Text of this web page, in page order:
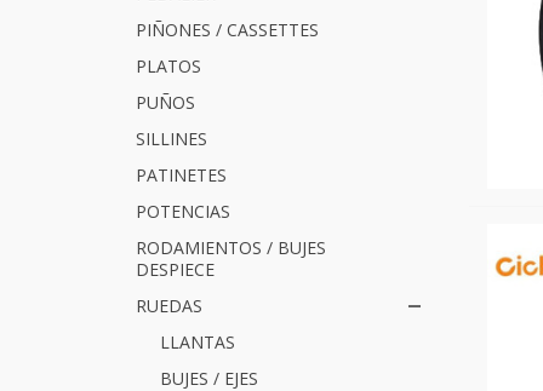
PIÑONES / CASSETTES
PLATOS
PUÑOS
SILLINES
PATINETES
POTENCIAS
RODAMIENTOS / BUJES
DESPIECE
RUEDAS
LLANTAS
BUJES / EJES